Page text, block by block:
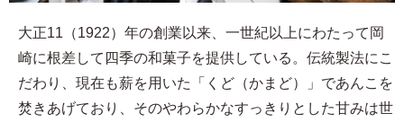
大正11（1922）年の創業以来、一世紀以上にわたって岡
崎に根差して四季の和菓子を提供している。伝統製法にこ
だわり、現在も薪を用いた「くど（かまど）」であんこを
焚きあげており、そのやわらかなすっきりとした甘みは世